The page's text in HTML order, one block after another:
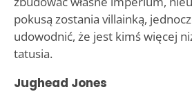
pokusą zostania villainką,
udowodnić, że jest kimś więcej
tatusia.
Jughead Jones